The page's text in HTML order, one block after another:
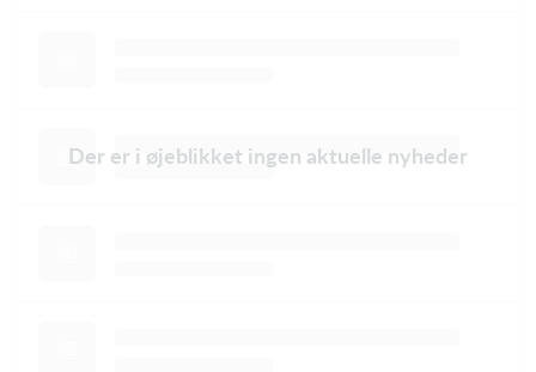
Der er i øjeblikket ingen aktuelle nyheder